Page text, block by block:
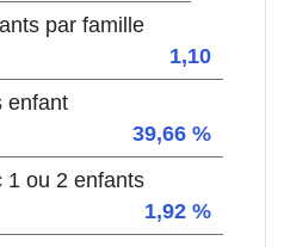
par famille
1,10
enfant
39,66 %
1 ou 2 enfants
1,92 %